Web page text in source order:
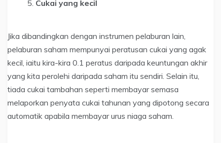
Cukai yang kecil
Jika dibandingkan dengan instrumen pelaburan lain,
pelaburan saham mempunyai peratusan cukai yang agak
kecil, iaitu kira-kira 0.1 peratus daripada keuntungan akhir
yang kita perolehi daripada saham itu sendiri. Selain itu,
tiada cukai tambahan seperti membayar semasa
melaporkan penyata cukai tahunan yang dipotong secara
automatik apabila membayar urus niaga saham.